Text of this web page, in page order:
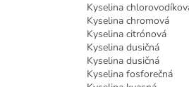
Kyselina
Kyselina chromová
Kyselina citrónová
Kyselina dusičná
Kyselina dusičná
Kyselina fosforečná